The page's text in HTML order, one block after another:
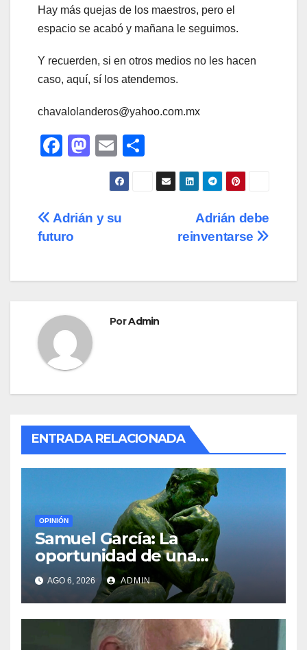
Hay más quejas de los maestros, pero el
espacio se acabó y mañana le seguimos.
Y recuerden, si en otros medios no les hacen
caso, aquí, sí los atendemos.
chavalolanderos@yahoo.com.mx
F
e
b
o
M
o
d
n
E
m
ail
o
m
Navegación
entradas
Adrián debe
reinventarse
Adrián y su
futuro
PorAdmin
ENTRADA RELACIONADA
OPINIÓN
Samuel García: La
oportunidad de una
generación
AGO 6, 2026 ADMIN